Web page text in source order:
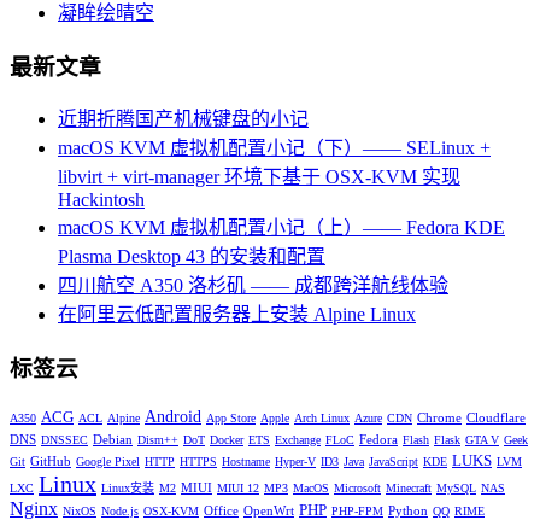
凝眸绘晴空
最新文章
近期折腾国产机械键盘的小记
macOS KVM 虚拟机配置小记（下）—— SELinux +
libvirt + virt-manager 环境下基于 OSX-KVM 实现
Hackintosh
macOS KVM 虚拟机配置小记（上）—— Fedora KDE
Plasma Desktop 43 的安装和配置
四川航空 A350 洛杉矶 —— 成都跨洋航线体验
在阿里云低配置服务器上安装 Alpine Linux
标签云
A350 ACG ACL Alpine Android App Store Apple Arch Linux Azure CDN Chrome Cloudflare
DNS DNSSEC Debian Dism++ DoT Docker ETS Exchange FLoC Fedora Flash Flask GTA V Geek
Git GitHub Google Pixel HTTP HTTPS Hostname Hyper-V ID3 Java JavaScript KDE LUKS LVM
LXC Linux Linux安装 M2 MIUI MIUI 12 MP3 MacOS Microsoft Minecraft MySQL NAS
Nginx NixOS Node.js OSX-KVM Office OpenWrt PHP PHP-FPM Python QQ RIME